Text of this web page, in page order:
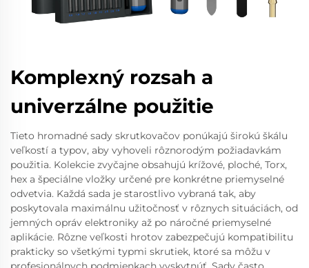
Komplexný rozsah a
univerzálne použitie
Tieto hromadné sady skrutkovačov ponúkajú širokú škálu
veľkostí a typov, aby vyhoveli rôznorodým požiadavkám
použitia. Kolekcie zvyčajne obsahujú krížové, ploché, Torx,
hex a špeciálne vložky určené pre konkrétne priemyselné
odvetvia. Každá sada je starostlivo vybraná tak, aby
poskytovala maximálnu užitočnosť v rôznych situáciách, od
jemných opráv elektroniky až po náročné priemyselné
aplikácie. Rôzne veľkosti hrotov zabezpečujú kompatibilitu
prakticky so všetkými typmi skrutiek, ktoré sa môžu v